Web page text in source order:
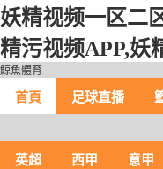
妖精视频一区二
精污视频APP,妖
鯨魚體育
首頁 足球直播
英超 西甲 意甲